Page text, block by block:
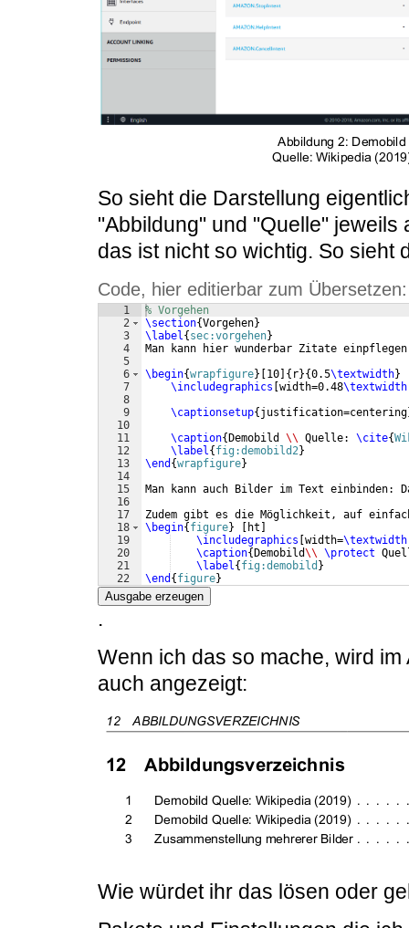
So sieht die Darstellung
"Abbildung" und "Quelle"
das ist nicht so wichtig. So sieht
Code, hier editierbar zum Übersetzen:
1
2
3
4
5
6
7
8
9
10
11
12
13
14
15
16
17
18
19
20
21
22
% Vorgehen
\section{Vorgehen}
\label{ sec:vorgehen}
Man kann hier wunderbar Zitate
\begin{wrapfigure} 10 { r}{0.5\textwidth}
\includegraphics width=0.48\textwidth
\captionsetup{ justification=centering
\caption{ Demobild \\ Quelle: \cite{
\label{ fig:demobild2}
\end {wrapfigure}
Man kann auch Bilder im Text einbinden:
Zudem gibt es die Möglichkeit, auf
\begin{ figure} ht
\includegraphics width=\textwidth
\caption{ Demobild\\ \protect
\label{ fig:demobild }
\end { figure}
Ausgabe erzeugen
.
Wenn ich das so mache, wird
auch angezeigt:
Wie würdet ihr das lösen oder